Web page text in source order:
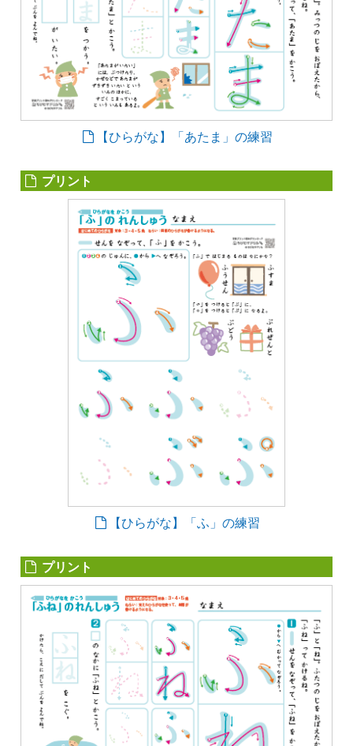
【ひらがな】「あたま」の練習
プリント
【ひらがな】「ふ」の練習
プリント